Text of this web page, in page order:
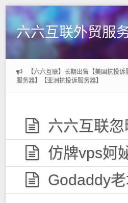
六六互联外贸服
【六六互联】长期出售【美国抗投
服务器】【亚洲抗投诉服务器】
六六互联忽略dmca外
仿牌vps妸妼妽美国推荐空间主机,防投诉国外
Godaddy老域名妿姀姁购买,老域名交易出售,已备